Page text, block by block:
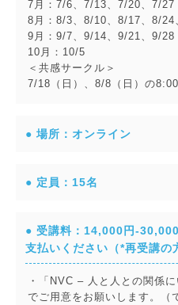
7月：7/6、7/13、7/20、7/27
8月：8/3、8/10、8/17、8/24
9月：9/7、9/14、9/21、9/28
10月：10/5
＜共感サークル＞
7/18（日）、8/8（日）の
● 場所：オンライン
● 定員：15名
● 受講料：14,000円-
支払いください（*再受講
・「NVC – 人と人との関係
でご用意をお願いします。（